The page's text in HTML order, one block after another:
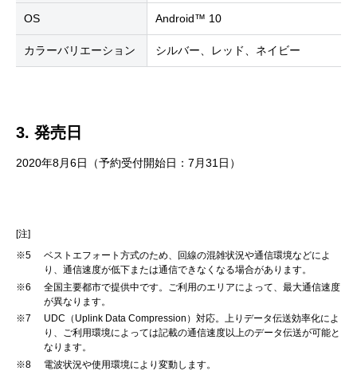
OS Android™ 10
カラーバリエーション シルバー、レッド、ネイビー
3. 発売日
2020年8月6日（予約受付開始日：7月31日）
[注]
※5
ベストエフォート方式のため、回線の混雑状況や通信環境などによ
り、通信速度が低下または通信できなくなる場合があります。
※6
全国主要都市で提供中です。ご利用のエリアによって、最大通信速度
が異なります。
※7
UDC（Uplink Data Compression）対応。上りデータ伝送効率化によ
り、ご利用環境によっては記載の通信速度以上のデータ伝送が可能と
なります。
※8
電波状況や使用環境により変動します。